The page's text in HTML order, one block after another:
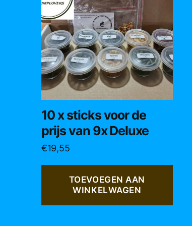
10 x sticks voor de
prijs van 9x Deluxe
€19,55
TOEVOEGEN AAN
WINKELWAGEN